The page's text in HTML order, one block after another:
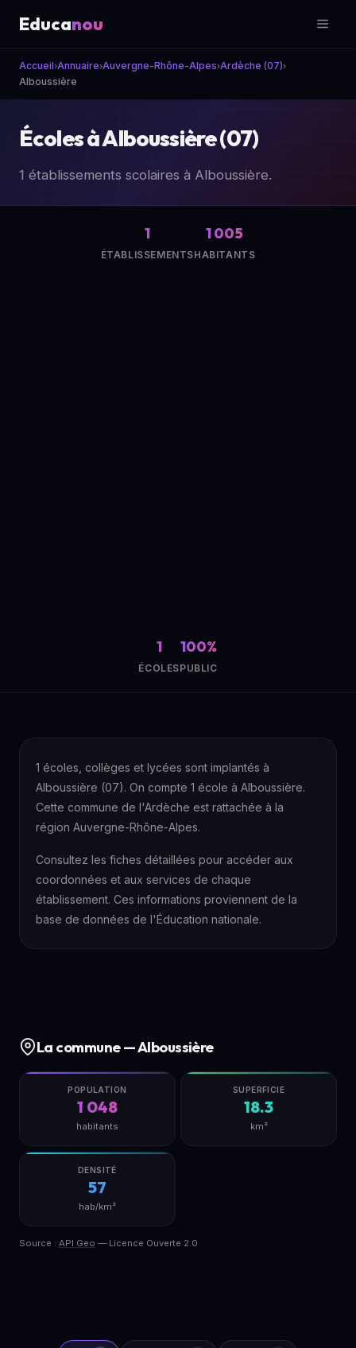
Educanou
Accueil›Annuaire›Auvergne-Rhône-Alpes›Ardèche (07)›
Alboussière
Écoles à Alboussière (07)
1 établissements scolaires à Alboussière.
1
ÉTABLISSEMENTS
1 005
HABITANTS
1
ÉCOLES
100%
PUBLIC
1 écoles, collèges et lycées sont implantés à
Alboussière (07). On compte 1 école à Alboussière.
Cette commune de l'Ardèche est rattachée à la
région Auvergne-Rhône-Alpes.
Consultez les fiches détaillées pour accéder aux
coordonnées et aux services de chaque
établissement. Ces informations proviennent de la
base de données de l'Éducation nationale.
La commune — Alboussière
POPULATION
1 048
habitants
SUPERFICIE
18.3
km²
DENSITÉ
57
hab/km²
Source : API Geo — Licence Ouverte 2.0